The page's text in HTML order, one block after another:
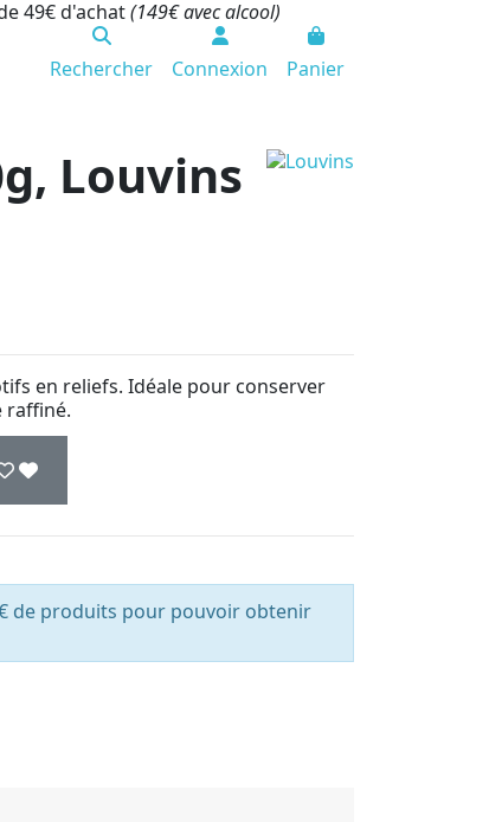
49€ d'achat(149€ avec alcool)
Rechercher Connexion
Panier
Louvins
en reliefs. Idéale pour conserver
raffiné.
de produits pour pouvoir obtenir